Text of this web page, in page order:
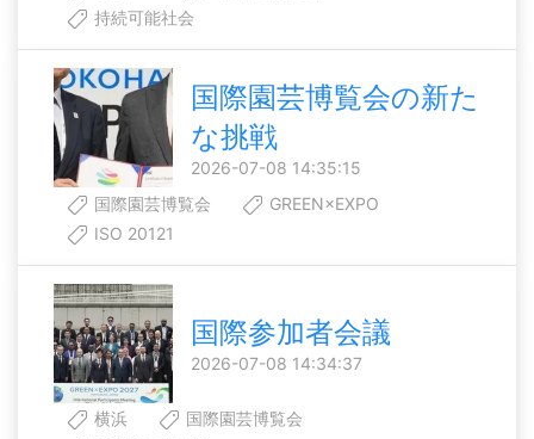
持続可能社会
国際園芸博覧会の新た
な挑戦
2026-07-08 14:35:15
国際園芸博覧会
GREEN×EXPO
ISO 20121
国際参加者会議
2026-07-08 14:34:37
横浜
国際園芸博覧会